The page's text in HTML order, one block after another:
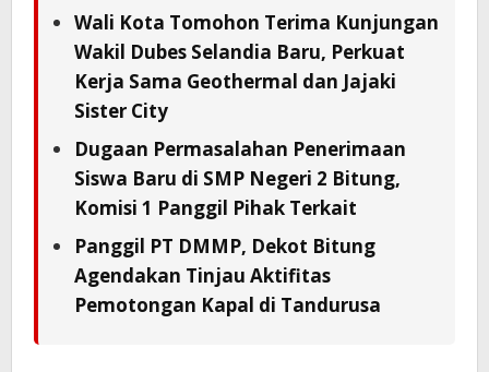
Wali Kota Tomohon Terima Kunjungan
Wakil Dubes Selandia Baru, Perkuat
Kerja Sama Geothermal dan Jajaki
Sister City
Dugaan Permasalahan Penerimaan
Siswa Baru di SMP Negeri 2 Bitung,
Komisi 1 Panggil Pihak Terkait
Panggil PT DMMP, Dekot Bitung
Agendakan Tinjau Aktifitas
Pemotongan Kapal di Tandurusa